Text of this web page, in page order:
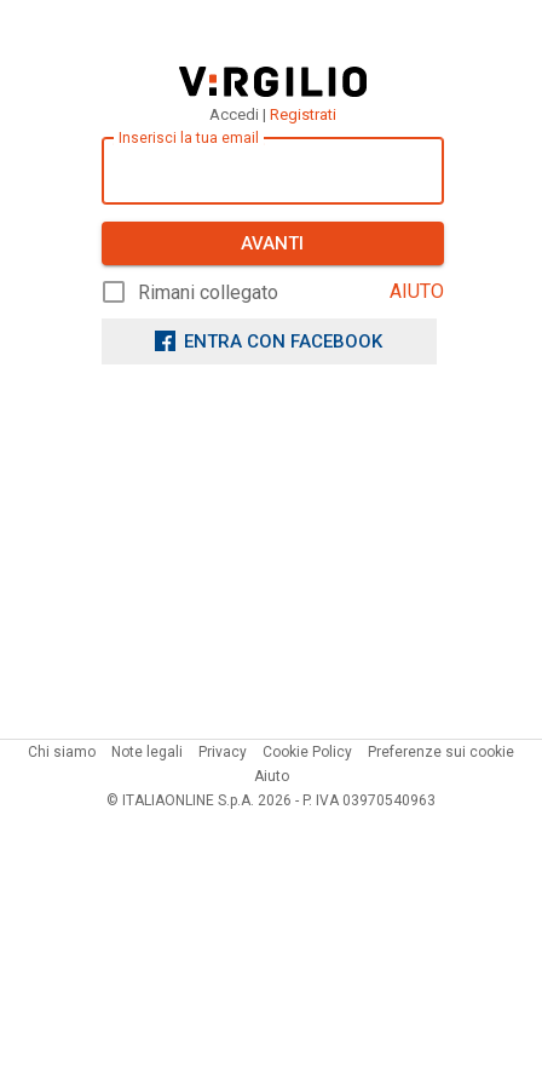
Accedi | Registrati
Inserisci la tua email
AVANTI
Rimani collegato AIUTO
ENTRA CON FACEBOOK
Chi siamo Note legali Privacy Cookie Policy
Preferenze sui cookie
Aiuto
© ITALIAONLINE S.p.A. 2026 - P. IVA 03970540963